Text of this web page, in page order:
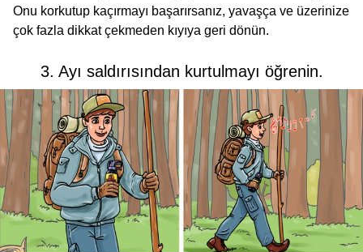
Onu korkutup kaçırmayı başarırsanız, yavaşça ve üzerinize
çok fazla dikkat çekmeden kıyıya geri dönün.
3. Ayı saldırısından kurtulmayı öğrenin.